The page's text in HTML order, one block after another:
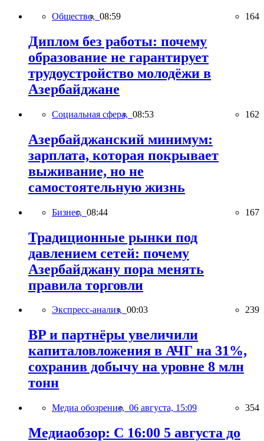
Общество, 08:59 164
Диплом без работы: почему
образование не гарантирует
трудоустройство молодёжи в
Азербайджане
Социальная сфера, 08:53 162
Азербайджанский минимум:
зарплата, которая покрывает
выживание, но не
самостоятельную жизнь
Бизнес, 08:44 167
Традиционные рынки под
давлением сетей: почему
Азербайджану пора менять
правила торговли
Экспресс-анализ, 00:03 239
BP и партнёры увеличили
капиталовложения в АЧГ на 31%,
сохранив добычу на уровне 8 млн
тонн
Медиа обозрение, 06 августа, 15:09 354
Медиаобзор: С 16:00 5 августа до